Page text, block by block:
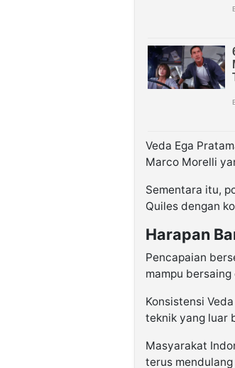
Veda Ega
Marco Morelli
Sementara itu,
Quiles dengan
Harapan
Pencapaian
mampu
Konsistensi
teknik yang luar
Masyarakat
terus